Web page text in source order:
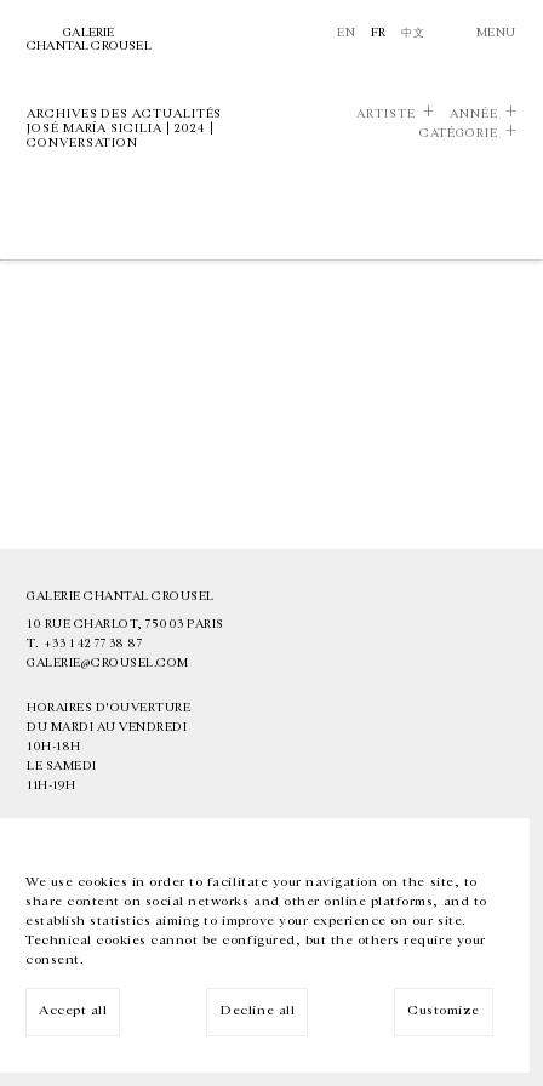
We use cookies in order to facilitate your navigation on the site, to
share content on social networks and other online platforms, and to
establish statistics aiming to improve your experience on our site.
Technical cookies cannot be configured, but the others require your
consent.
Accept all Decline all Customize
GALERIE
CHANTAL CROUSEL
EN FR 中文 MENU
ARCHIVES DES ACTUALITÉS
JOSÉ MARÍA SICILIA | 2024 |
CONVERSATION
ARTISTE
ANNÉE
CATÉGORIE
GALERIE CHANTAL CROUSEL
10 RUE CHARLOT, 75003 PARIS
T. +33 1 42 77 38 87
GALERIE@CROUSEL.COM
HORAIRES D'OUVERTURE
DU MARDI AU VENDREDI
10H-18H
LE SAMEDI
11H-19H
EN FR 中文 Facebook Instagram
Inscrivez-vous à notre newsletter